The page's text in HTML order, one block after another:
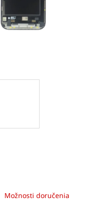
Možnosti doručenia